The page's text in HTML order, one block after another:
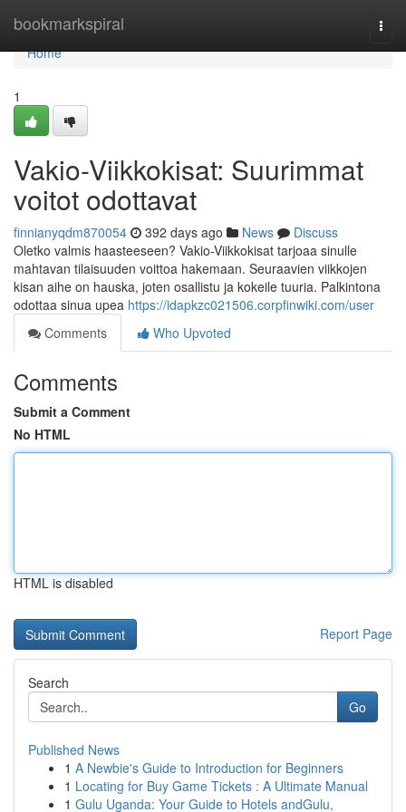
bookmarkspiral
Home
Home
1
Vakio-Viikkokisat: Suurimmat
voitot odottavat
finnianyqdm870054 392 days ago News
Discuss
Oletko valmis haasteeseen? Vakio-Viikkokisat tarjoaa sinulle
mahtavan tilaisuuden voittoa hakemaan. Seuraavien viikkojen
kisan aihe on hauska, joten osallistu ja kokeile tuuria. Palkintona
odottaa sinua upea https://idapkzc021506.corpfinwiki.com/user
Comments
Who Upvoted
Comments
Submit a Comment
No HTML
HTML is disabled
Report Page
Search
Go
Published News
1 A Newbie's Guide to Introduction for Beginners
1 Locating for Buy Game Tickets : A Ultimate Manual
1 Gulu Uganda: Your Guide to Hotels andGulu,